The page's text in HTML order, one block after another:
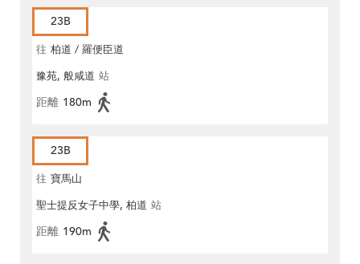
23B
往 柏道 / 羅便臣道
豫苑, 般咸道 站
距離 180m
23B
往 寶馬山
聖士提反女子中學, 柏道 站
距離 190m